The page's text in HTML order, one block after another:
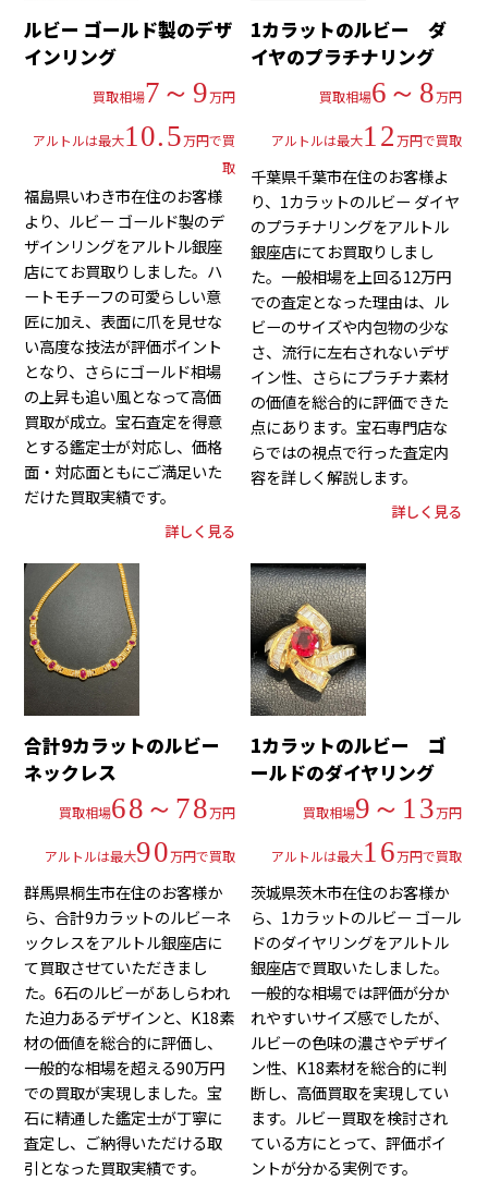
ルビー ゴールド製のデザ
インリング
買取相場7～9万円
アルトルは最大10.5万円で買
取
福島県いわき市在住のお客様
より、ルビー ゴールド製のデ
ザインリングをアルトル銀座
店にてお買取りしました。ハ
ートモチーフの可愛らしい意
匠に加え、表面に爪を見せな
い高度な技法が評価ポイント
となり、さらにゴールド相場
の上昇も追い風となって高価
買取が成立。宝石査定を得意
とする鑑定士が対応し、価格
面・対応面ともにご満足いた
だけた買取実績です。
詳しく見る
1カラットのルビー ダ
イヤのプラチナリング
買取相場6～8万円
アルトルは最大12万円で買取
千葉県千葉市在住のお客様よ
り、1カラットのルビー ダイヤ
のプラチナリングをアルトル
銀座店にてお買取りしまし
た。一般相場を上回る12万円
での査定となった理由は、ル
ビーのサイズや内包物の少な
さ、流行に左右されないデザ
イン性、さらにプラチナ素材
の価値を総合的に評価できた
点にあります。宝石専門店な
らではの視点で行った査定内
容を詳しく解説します。
詳しく見る
合計9カラットのルビー
ネックレス
買取相場68～78万円
アルトルは最大90万円で買取
群馬県桐生市在住のお客様か
ら、合計9カラットのルビーネ
ックレスをアルトル銀座店に
て買取させていただきまし
た。6石のルビーがあしらわれ
た迫力あるデザインと、K18素
材の価値を総合的に評価し、
一般的な相場を超える90万円
での買取が実現しました。宝
石に精通した鑑定士が丁寧に
査定し、ご納得いただける取
引となった買取実績です。
1カラットのルビー ゴ
ールドのダイヤリング
買取相場9～13万円
アルトルは最大16万円で買取
茨城県茨木市在住のお客様か
ら、1カラットのルビー ゴール
ドのダイヤリングをアルトル
銀座店で買取いたしました。
一般的な相場では評価が分か
れやすいサイズ感でしたが、
ルビーの色味の濃さやデザイ
ン性、K18素材を総合的に判
断し、高価買取を実現してい
ます。ルビー買取を検討され
ている方にとって、評価ポイ
ントが分かる実例です。